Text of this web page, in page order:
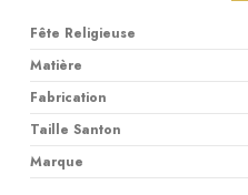
Fête Religieuse
Matière
Fabrication
Taille Santon
Marque